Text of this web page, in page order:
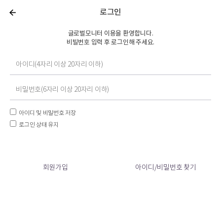
로그인
글로벌모니터 이용을 환영합니다.
비빌번호 입력 후 로그인해 주세요.
아이디 및 비밀번호 저장
로그인 상태 유지
회원가입 아이디/비밀번호 찾기